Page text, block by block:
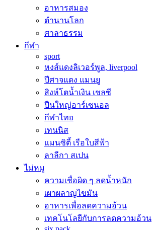
อาหารสมอง
ตำนานโลก
ศาลาธรรม
กีฬา
sport
หงส์แดงลิเวอร์พูล, liverpool
ปีศาจแดง แมนยู
สิงห์โตน้ำเงิน เชลซี
ปืนใหญ่อาร์เซนอล
กีฬาไทย
เทนนิส
แมนซิตี้ เรือใบสีฟ้า
ลาลีกา สเปน
ไม่หมู
ความเชื่อผิด ๆ ลดน้ำหนัก
เผาผลาญไขมัน
อาหารเพื่อลดความอ้วน
เทคโนโลยีกับการลดความอ้วน